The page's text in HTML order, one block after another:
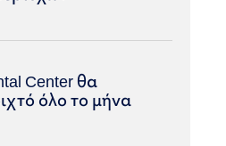
Center θα
όλο το μήνα